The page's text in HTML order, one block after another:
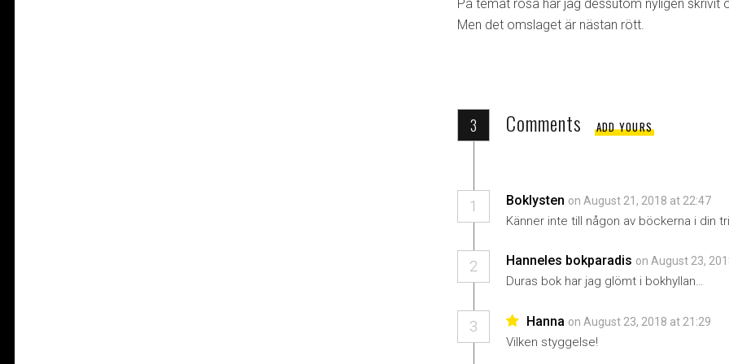
På temat rosa har jag dessutom nyligen skrivit
Men det omslaget är nästan rött.
3 Comments ADD YOURS
1 Boklysten on August 21, 2018 at 22:47
Känner inte till någon av böckerna i din
2 Hanneles bokparadis on August 23,
Duras bok har jag glömt i bokhyllan…
3 Hanna on August 23, 2018 at 21:29
Vilken styggelse!